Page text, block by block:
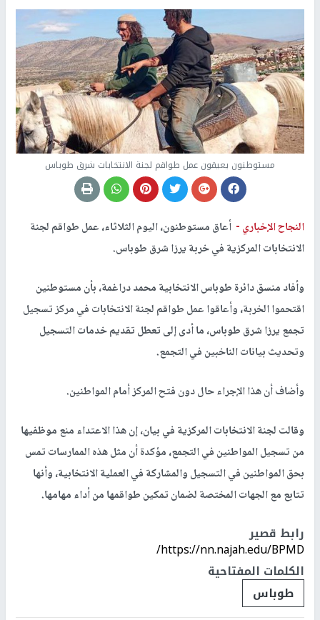
مستوطنون يعيقون عمل طواقم لجنة الانتخابات شرق طوباس
النجاح الإخباري - أعاق مستوطنون، اليوم الثلاثاء، عمل طواقم لجنة
الانتخابات المركزية في خربة يرزا شرق طوباس.
وأفاد منسق دائرة طوباس الانتخابية محمد دراغمة، بأن مستوطنين
اقتحموا الخربة، وأعاقوا عمل طواقم لجنة الانتخابات في مركز تسجيل
تجمع يرزا شرق طوباس، ما أدى إلى تعطل تقديم خدمات التسجيل
وتحديث بيانات الناخبين في التجمع.
وأضاف أن هذا الإجراء حال دون فتح المركز أمام المواطنين.
وقالت لجنة الانتخابات المركزية في بيان، إن هذا الاعتداء منع موظفيها
من تسجيل المواطنين في التجمع، مؤكدة أن مثل هذه الممارسات تمس
بحق المواطنين في التسجيل والمشاركة في العملية الانتخابية، وأنها
تتابع مع الجهات المختصة لضمان تمكين طواقمها من أداء مهامها.
رابط قصير
https://nn.najah.edu/BPMD/
الكلمات المفتاحية
طوباس